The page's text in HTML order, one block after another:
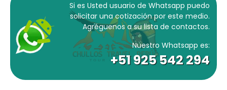
Si es Usted usuario de Whatsapp puedo
solicitar una cotización por este medio.
Agréguenos a su lista de contactos.
Nuestro Whatsapp es:
+51 925 542 294